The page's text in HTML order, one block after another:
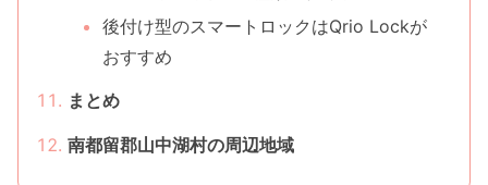
後付け型のスマートロックはQrio Lockが
おすすめ
まとめ
南都留郡山中湖村の周辺地域